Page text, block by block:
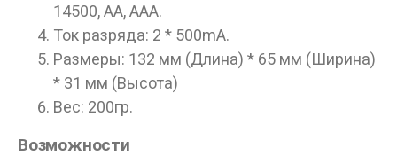
14500, АA, ААА.
Ток разряда: 2 * 500mA.
Размеры: 132 мм (Длина) * 65 мм (Ширина)
* 31 мм (Высота)
Вес: 200гр.
Возможности